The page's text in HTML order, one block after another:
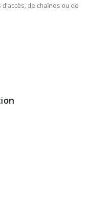
de chaînes ou de